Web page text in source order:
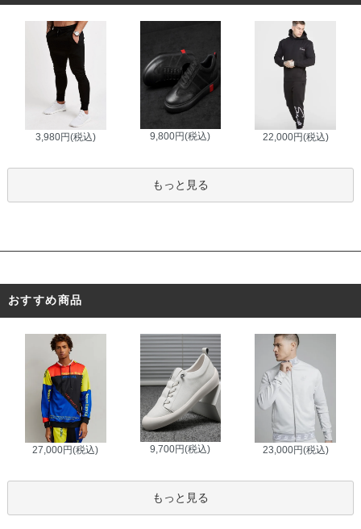
3,980円(税込) 9,800円(税込) 22,000円(税込)
もっと見る
おすすめ商品
27,000円(税込) 9,700円(税込) 23,000円(税込)
もっと見る